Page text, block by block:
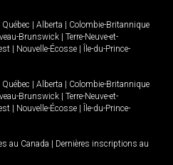
Québec Alberta
Colombie-Britannique
Brunswick
Terre-Neuve-et-
Nouvelle-Écosse
Île-du-Prince-
Québec Alberta
Colombie-Britannique
Brunswick
Terre-Neuve-et-
Nouvelle-Écosse
Île-du-Prince-
au Canada
Dernières inscriptions au